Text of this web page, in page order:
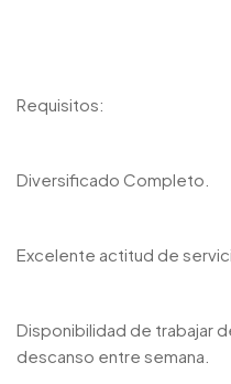
Requisitos:
Diversificado Completo.
Excelente actitud de
Disponibilidad de trabajar
descanso entre semana.